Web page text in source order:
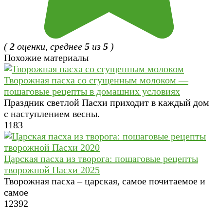
(2 оценки, среднее 5 из 5 )
Похожие материалы
Творожная пасха со сгущенным молоком —
пошаговые рецепты в домашних условиях
Праздник светлой Пасхи приходит в каждый дом
с наступлением весны.
1183
Царская пасха из творога: пошаговые рецепты
творожной Пасхи 2025
Творожная пасха – царская, самое почитаемое и
самое
12392